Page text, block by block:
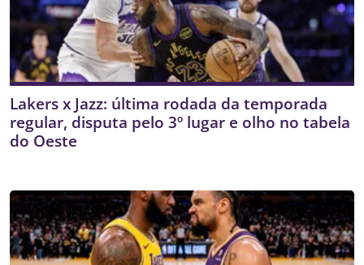
Lakers x Jazz: última rodada da temporada
regular, disputa pelo 3º lugar e olho no tabela
do Oeste